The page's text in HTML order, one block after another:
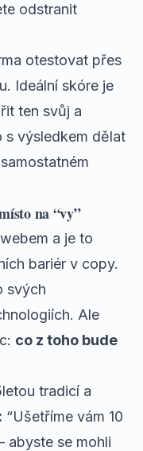
odstranit
otestovat přes
Ideální skóre je
ten svůj a
s výsledkem dělat
samostatném
na “vy”
a je to
bariér v copy.
svých
Ale
co z toho bude
tradicí a
“Ušetříme vám 10
abyste se mohli